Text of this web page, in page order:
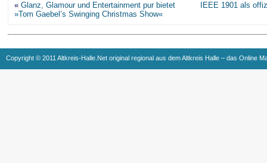
« Glanz, Glamour und Entertainment pur bietet
»Tom Gaebel’s Swinging Christmas Show«
IEEE 1901 als
Copyright © 2011 Altkreis-Halle.Net original regional aus dem Altkreis Halle – das Online